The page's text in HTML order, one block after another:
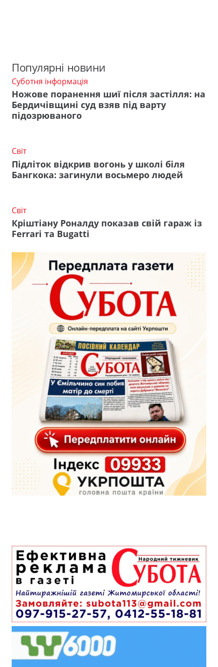
Популярні новини
Суботня інформація
Ножове поранення шиї після застілля: на
Бердичівщині суд взяв під варту
підозрюваного
Світ
Підліток відкрив вогонь у школі біля
Бангкока: загинули восьмеро людей
Світ
Кріштіану Роналду показав свій гараж із
Ferrari та Bugatti